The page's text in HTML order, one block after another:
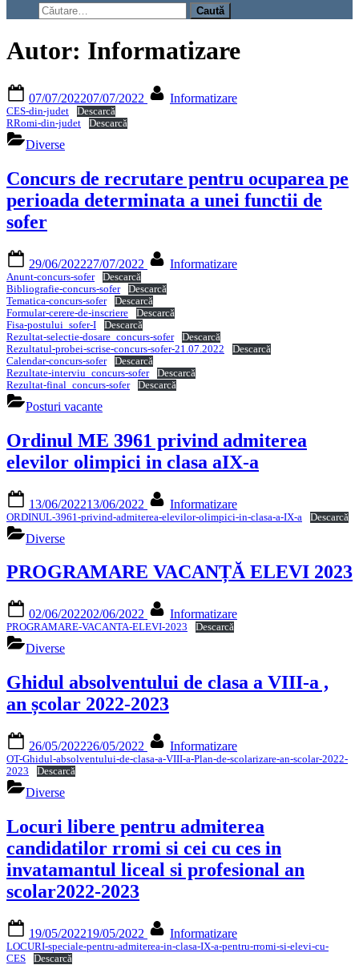
form
Caută
după:
Autor: Informatizare
on
07/07/202207/07/2022 Informatizare
CES-din-judet
Descarcă
RRomi-din-judet
Descarcă
Diverse
Concurs de recrutare pentru ocuparea pe
perioada determinata a unei functii de
sofer
on
29/06/202227/07/2022 Informatizare
Anunt-concurs-sofer
Descarcă
Bibliografie-concurs-sofer
Descarcă
Tematica-concurs-sofer
Descarcă
Formular-cerere-de-inscriere
Descarcă
Fisa-postului_sofer-I
Descarcă
Rezultat-selectie-dosare_concurs-sofer
Descarcă
Rezultatul-probei-scrise-concurs-sofer-21.07.2022
Descarcă
Calendar-concurs-sofer
Descarcă
Rezultate-interviu_concurs-sofer
Descarcă
Rezultat-final_concurs-sofer
Descarcă
Posturi vacante
Ordinul ME 3961 privind admiterea
elevilor olimpici in clasa aIX-a
on
13/06/202213/06/2022 Informatizare
ORDINUL-3961-privind-admiterea-elevilor-olimpici-in-clasa-a-IX-a Descarcă
Diverse
PROGRAMARE VACANȚĂ ELEVI 2023
on
02/06/202202/06/2022 Informatizare
PROGRAMARE-VACANTA-ELEVI-2023 Descarcă
Diverse
Ghidul absolventului de clasa a VIII-a ,
an școlar 2022-2023
on
26/05/202226/05/2022 Informatizare
OT-Ghidul-absolventului-de-clasa-a-VIII-a-Plan-de-scolarizare-an-scolar-2022-
2023
Descarcă
Diverse
Locuri libere pentru admiterea
candidatilor rromi si cei cu ces in
invatamantul liceal si profesional an
scolar2022-2023
on
19/05/202219/05/2022 Informatizare
LOCURI-speciale-pentru-admiterea-in-clasa-IX-a-pentru-rromi-si-elevi-cu-
CES
Descarcă